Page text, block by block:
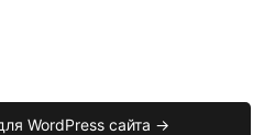
WordPress сайта →